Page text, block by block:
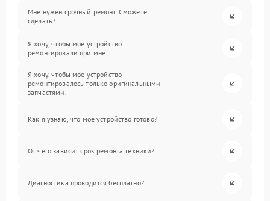
Мне нужен срочный ремонт. Сможете
сделать?
Я хочу, чтобы мое устройство
ремонтировали при мне.
Я хочу, чтобы мое устройство
ремонтировалось только оригинальными
запчастями.
Как я узнаю, что мое устройство готово?
От чего зависит срок ремонта техники?
Диагностика проводится бесплатно?